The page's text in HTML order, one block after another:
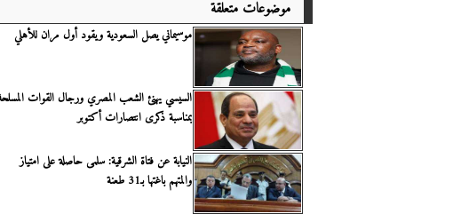
موضوعات متعلقة
موسيماني يصل السعودية ويقود أول مران للأهلي
السيسي يهنئ الشعب المصري ورجال القوات
بمناسبة ذكرى انتصارات أكتوبر
النيابة عن فتاة الشرقية: سلمى حاصلة على امتياز
والمتهم باغتها بـ31 طعنة